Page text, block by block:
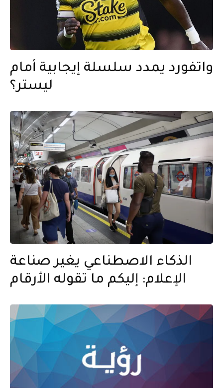
واتفورد يمدد سلسلة إيجابية أمام
ليستر؟
الذكاء الاصطناعي يغير صناعة
الإعلام: إليكم ما تقوله الأرقام